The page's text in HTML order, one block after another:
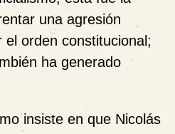
una agresión
orden constitucional;
ha generado
insiste en que Nicolás